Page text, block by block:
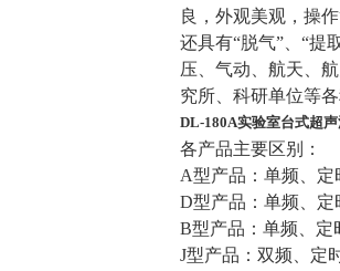
良，外观美观，操
还具有“脱气”、“提
压、气动、航天、
究所、科研单位等
DL-180A实验室台式超
各产品主要区别：
A型产品：单频、
D型产品：单频、定
B型产品：单频、定
J型产品：双频、定